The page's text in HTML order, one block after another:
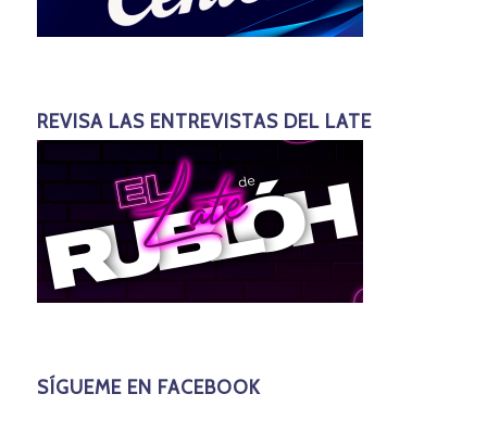
REVISA LAS ENTREVISTAS DEL LATE
SÍGUEME EN FACEBOOK